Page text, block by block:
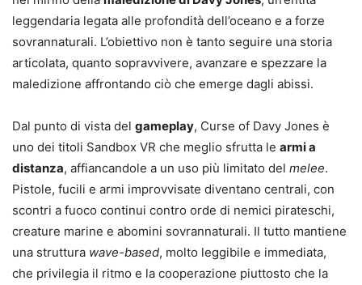
leggendaria legata alle profondità dell’oceano e a forze
sovrannaturali. L’obiettivo non è tanto seguire una storia
articolata, quanto sopravvivere, avanzare e spezzare la
maledizione affrontando ciò che emerge dagli abissi.
Dal punto di vista del gameplay, Curse of Davy Jones è
uno dei titoli Sandbox VR che meglio sfrutta le armi a
distanza, affiancandole a un uso più limitato del melee.
Pistole, fucili e armi improvvisate diventano centrali, con
scontri a fuoco continui contro orde di nemici pirateschi,
creature marine e abomini sovrannaturali. Il tutto mantiene
una struttura wave-based, molto leggibile e immediata,
che privilegia il ritmo e la cooperazione piuttosto che la